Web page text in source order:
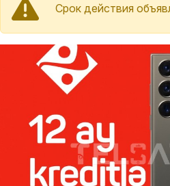
Срок действия